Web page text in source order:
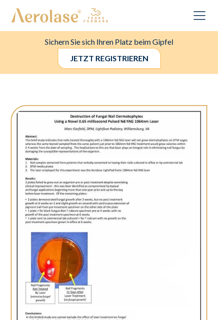
Sichern Sie sich Ihren Platz beim Gipfel
JETZT REGISTRIEREN